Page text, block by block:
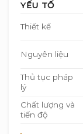
YẾU TỐ
Thiết kế
Nguyên liệu
Thủ tục pháp
lý
Chất lượng và
tiến độ